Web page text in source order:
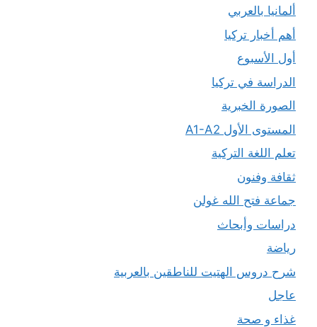
ألمانيا بالعربي
أهم أخبار تركيا
أول الأسبوع
الدراسة في تركيا
الصورة الخبرية
المستوى الأول A1-A2
تعلم اللغة التركية
ثقافة وفنون
جماعة فتح الله غولن
دراسات وأبحاث
رياضة
شرح دروس الهتيت للناطقين بالعربية
عاجل
غذاء و صحة